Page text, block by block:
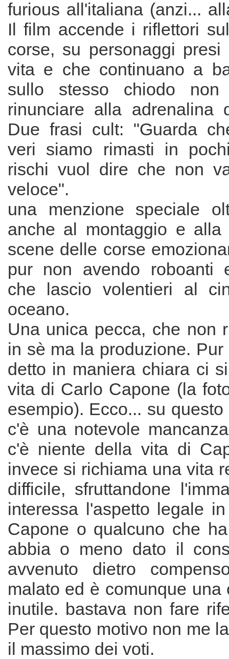
furious all'italiana (anzi...
Il film accende i riflettori
corse, su personaggi
vita e che continuano a
sullo stesso chiodo non
rinunciare alla adrenalina
Due frasi cult: "Guarda
veri siamo rimasti in
rischi vuol dire che non
veloce".
una menzione speciale
anche al montaggio e alla
scene delle corse
pur non avendo roboanti
che lascio volentieri al
oceano.
Una unica pecca, che non
in sè ma la produzione.
detto in maniera chiara ci
vita di Carlo Capone (la
esempio). Ecco... su
c'è una notevole
c'è niente della vita di
invece si richiama una vita
difficile, sfruttandone
interessa l'aspetto legale
Capone o qualcuno che
abbia o meno dato il
avvenuto dietro
malato ed è comunque una
inutile. bastava non fare
Per questo motivo non me
il massimo dei voti.